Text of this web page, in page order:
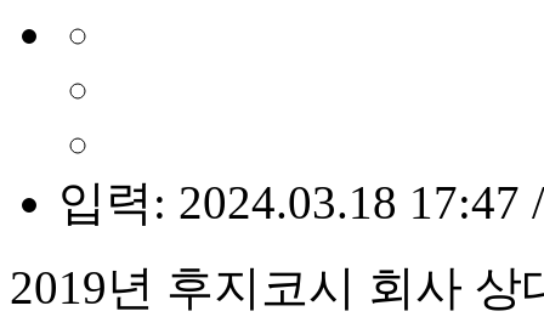
입력: 2024.03.18 17:47
2019년 후지코시 회사